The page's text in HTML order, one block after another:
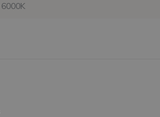
6000K